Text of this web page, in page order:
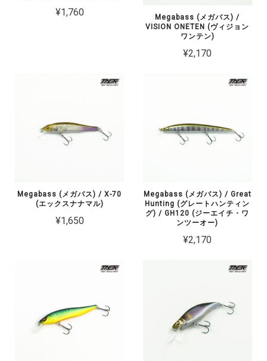
¥1,760
Megabass (メガバス) /
VISION ONETEN (ヴィジョン
ワンテン)
¥2,170
Megabass (メガバス) / X-70
(エックスナナマル)
¥1,650
Megabass (メガバス) / Great
Hunting (グレートハンティン
グ) / GH120 (ジーエイチ・ワ
ンツーオー)
¥2,170